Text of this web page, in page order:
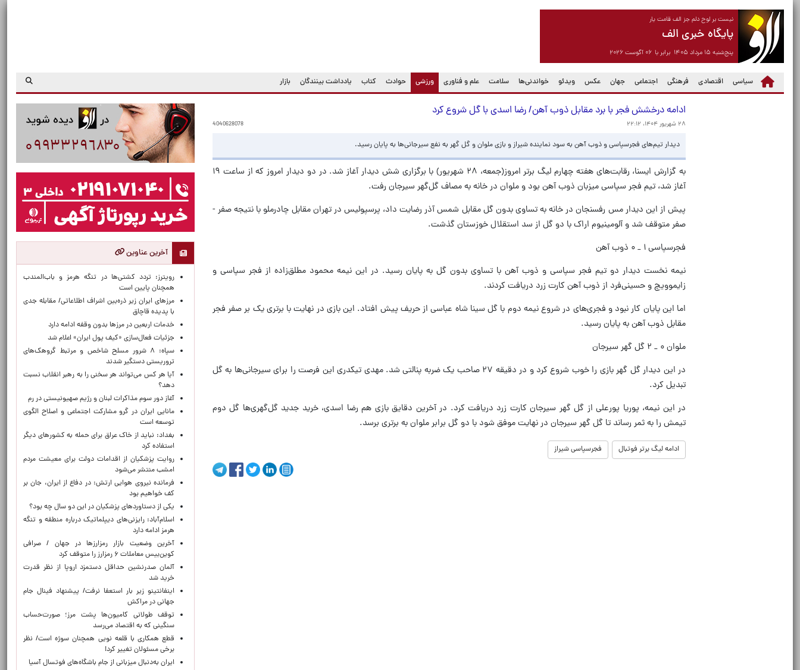
نیست بر لوح دلم جز الف قامت یار
پایگاه خبری الف
پنج‌شنبه ۱۵ مرداد ۱۴۰۵ برابر با ۰۶ آگوست ۲۰۲۶
سیاسی اقتصادی فرهنگی اجتماعی جهان عکس ویدئو خواندنی‌ها سلامت علم و فناوری ورزشی
(current) حوادث کتاب یادداشت بینندگان بازار
ادامه درخشش فجر با برد مقابل ذوب آهن/ رضا اسدی با گل شروع کرد
۲۸ شهریور ۱۴۰۴، ۲۲:۱۲ 4040628078
دیدار تیم‌های فجرسپاسی و ذوب آهن به سود نماینده شیراز و بازی ملوان و گل گهر به نفع سیرجانی‌ها به پایان رسید.
به گزارش ایسنا، رقابت‌های هفته چهارم لیگ برتر امروز(جمعه، ۲۸ شهریور) با برگزاری شش دیدار آغاز شد. در دو دیدار امروز که از ساعت ۱۹
آغاز شد، تیم‌ فجر سپاسی میزبان ذوب آهن بود و ملوان در خانه به مصاف گل‌گهر سیرجان رفت‌.
پیش از این دیدار مس رفسنجان در خانه به تساوی بدون گل مقابل شمس آذر رضایت داد، پرسپولیس در تهران مقابل چادرملو با نتیجه صفر -
صفر متوقف شد و آلومینیوم اراک با دو گل از سد استقلال خوزستان گذشت.
فجرسپاسی ۱ _ ۰ ذوب آهن
نیمه نخست دیدار دو تیم فجر سپاسی و ذوب آهن با تساوی بدون گل به پایان رسید. در این نیمه محمود مطلق‌زاده از فجر سپاسی و
زایموویچ و حسینی‌فرد از ذوب آهن کارت زرد دریافت کردند.
اما این پایان کار نبود و فجری‌های در شروع نیمه دوم با گل سینا شاه عباسی از حریف پیش افتاد. این بازی در نهایت با برتری یک بر صفر فجر
مقابل ذوب آهن به پایان رسید.
ملوان ۰ _ ۲ گل گهر سیرجان
در این دیدار گل گهر بازی را خوب شروع کرد و در دقیقه ۲۷ صاحب یک ضربه پنالتی شد. مهدی تیکدری این فرصت را برای سیرجانی‌ها به گل
تبدیل کرد.
در این نیمه، پوریا پورعلی از گل گهر سیرجان کارت زرد دریافت کرد. در آخرین دقایق بازی هم رضا اسدی، خرید جدید گل‌گهری‌ها گل دوم
تیمش را به ثمر رساند تا گل گهر سیرجان در نهایت موفق شود با دو گل برابر ملوان به برتری برسد.
ادامه لیگ برتر فوتبال فجرسپاسی شیراز
آخرین عناوین
رویترز: تردد کشتی‌ها در تنگه هرمز و باب‌المندب
همچنان پایین است
مرزهای ایران زیر ذره‌بین اشراف اطلاعاتی/ مقابله جدی
با پدیده قاچاق
خدمات اربعین در مرزها بدون وقفه ادامه دارد
جزئیات فعال‌سازی «کیف پول ایران» اعلام شد
سپاه: ۸ شرور مسلح شاخص و مرتبط گروهک‌های
تروریستی دستگیر شدند
آیا هر کس می‌تواند هر سخنی را به رهبر انقلاب نسبت
دهد؟
آغاز دور سوم مذاکرات لبنان و رژیم صهیونیستی در رم
مانایی ایران در گرو مشارکت اجتماعی و اصلاح الگوی
توسعه است
بغداد: نباید از خاک عراق برای حمله به کشورهای دیگر
استفاده کرد
روایت پزشکیان از اقدامات دولت برای معیشت مردم
امشب منتشر می‌شود
فرمانده نیروی هوایی ارتش: در دفاع از ایران، جان بر
کف خواهیم بود
یکی از دستاوردهای پزشکیان در این دو سال چه بود؟
اسلام‌آباد: رایزنی‌های دیپلماتیک درباره منطقه و تنگه
هرمز ادامه دارد
آخرین وضعیت بازار رمزارزها در جهان / صرافی
کوین‌بیس معاملات ۶ رمزارز را متوقف کرد
آلمان صدرنشین حداقل دستمزد اروپا از نظر قدرت
خرید شد
اینفانتینو زیر بار استعفا نرفت/ پیشنهاد فینال جام
جهانی در مراکش
توقف طولانی کامیون‌ها پشت مرز؛ صورت‌حساب
سنگینی که به اقتصاد می‌رسد
قطع همکاری با قلعه نویی همچنان سوژه است/ نظر
برخی مسئولان تغییر کرد!
ایران به‌دنبال میزبانی از جام باشگاه‌های فوتسال آسیا